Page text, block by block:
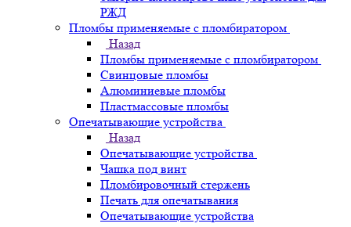
РЖД
Пломбы применяемые с пломбиратором
Назад
Пломбы применяемые с пломбиратором
Свинцовые пломбы
Алюминиевые пломбы
Пластмассовые пломбы
Опечатывающие устройства
Назад
Опечатывающие устройства
Чашка под винт
Пломбировочный стержень
Печать для опечатывания
Опечатывающие устройства